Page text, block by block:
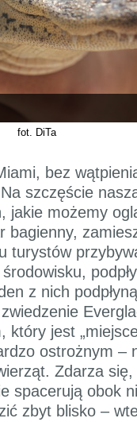
fot. DiTa
bez
szczęście
jakie możemy
turystów
z nich
który jest
ostrożnym –
Zdarza
spacerują obok
zbyt blisko –